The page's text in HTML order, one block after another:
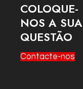
COLOQUE-
NOS A SUA
QUESTÃO
Contacte-nos